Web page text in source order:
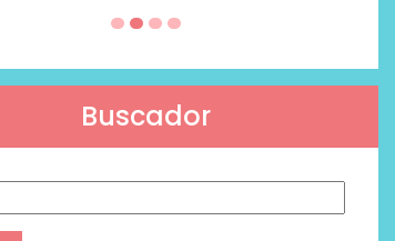
Buscador